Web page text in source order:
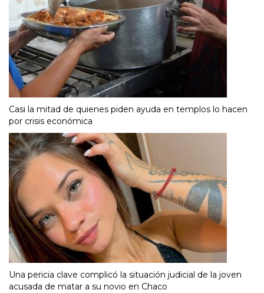
Casi la mitad de quienes piden ayuda en templos lo hacen
por crisis económica
Una pericia clave complicó la situación judicial de la joven
acusada de matar a su novio en Chaco